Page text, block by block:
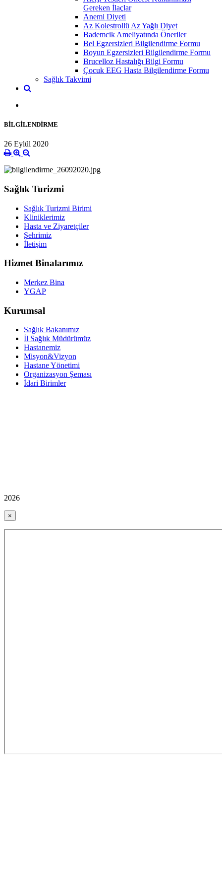
Gereken İlaçlar
Anemi Diyeti
Az Kolestrollü Az Yağlı Diyet
Bademcik Ameliyatında Öneriler
Bel Egzersizleri Bilgilendirme Formu
Boyun Egzersizleri Bilgilendirme Formu
Brucelloz Hastalığı Bilgi Formu
Çocuk EEG Hasta Bilgilendirme Formu
Sağlık Takvimi
BİLGİLENDİRME
26 Eylül 2020
Sağlık Turizmi
Sağlık Turizmi Birimi
Kliniklerimiz
Hasta ve Ziyaretçiler
Şehrimiz
İletişim
Hizmet Binalarımız
Merkez Bina
YGAP
Kurumsal
Sağlık Bakanımız
İl Sağlık Müdürümüz
Hastanemiz
Misyon&Vizyon
Hastane Yönetimi
Organizasyon Şeması
İdari Birimler
2026
×